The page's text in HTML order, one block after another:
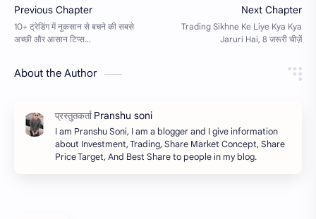
About the Author
I am Pranshu Soni, I am a blogger and I give information
about Investment, Trading, Share Market Concept, Share
Price Target, And Best Share to people in my blog.